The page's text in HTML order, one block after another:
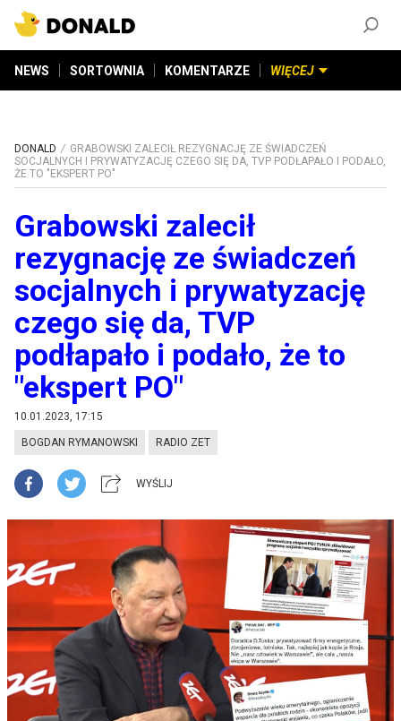
NEWS SORTOWNIA KOMENTARZE WIĘCEJ
DONALD
GRABOWSKI ZALECIŁ REZYGNACJĘ ZE ŚWIADCZEŃ
SOCJALNYCH I PRYWATYZACJĘ CZEGO SIĘ DA, TVP PODŁAPAŁO I PODAŁO,
ŻE TO "EKSPERT PO"
Grabowski zalecił
rezygnację ze świadczeń
socjalnych i prywatyzację
czego się da, TVP
podłapało i podało, że to
"ekspert PO"
10.01.2023, 17:15
BOGDAN RYMANOWSKI RADIO ZET
WYŚLIJ